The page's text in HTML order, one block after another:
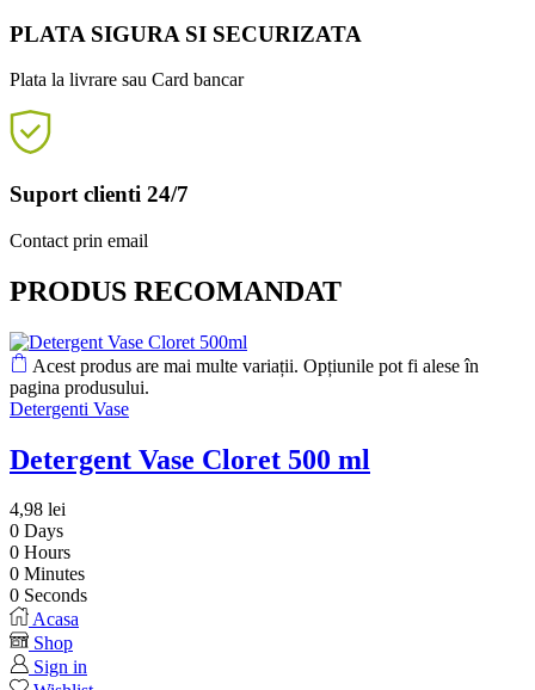
PLATA SIGURA SI SECURIZATA
Plata la livrare sau Card bancar
Suport clienti 24/7
Contact prin email
PRODUS RECOMANDAT
Acest produs are mai multe variații. Opțiunile pot fi alese în
pagina produsului.
Detergenti Vase
Detergent Vase Cloret 500 ml
4,98 lei
0 Days
0 Hours
0 Minutes
0 Seconds
Acasa
Shop
Sign in